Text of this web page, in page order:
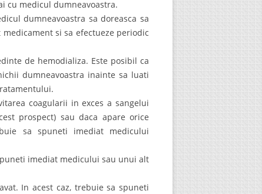
cu medicul dumneavoastra.
dumneavoastra sa doreasca sa
si sa efectueze periodic
de hemodializa. Este posibil ca
dumneavoastra inainte sa luati
coagularii in exces a sangelui
prospect) sau daca apare orice
sa spuneti imediat medicului
imediat medicului sau unui alt
In acest caz, trebuie sa spuneti